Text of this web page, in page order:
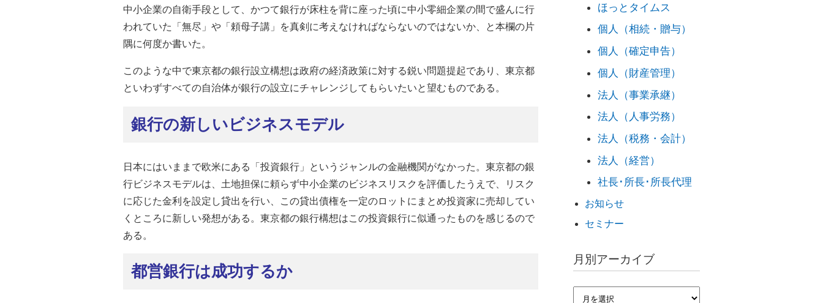
中小企業の自衛手段として、かつて銀行が床柱を背に座った頃に中小零細企業の間で盛んに行
われていた「無尽」や「頼母子講」を真剣に考えなければならないのではないか、と本欄の片
隅に何度か書いた。
このような中で東京都の銀行設立構想は政府の経済政策に対する鋭い問題提起であり、東京都
といわずすべての自治体が銀行の設立にチャレンジしてもらいたいと望むものである。
銀行の新しいビジネスモデル
日本にはいままで欧米にある「投資銀行」というジャンルの金融機関がなかった。東京都の銀
行ビジネスモデルは、土地担保に頼らず中小企業のビジネスリスクを評価したうえで、リスク
に応じた金利を設定し貸出を行い、この貸出債権を一定のロットにまとめ投資家に売却してい
くところに新しい発想がある。東京都の銀行構想はこの投資銀行に似通ったものを感じるので
ある。
都営銀行は成功するか
ほっとタイムス
個人（相続・贈与）
個人（確定申告）
個人（財産管理）
法人（事業承継）
法人（人事労務）
法人（税務・会計）
法人（経営）
社長･所長･所長代理
お知らせ
セミナー
月別アーカイブ